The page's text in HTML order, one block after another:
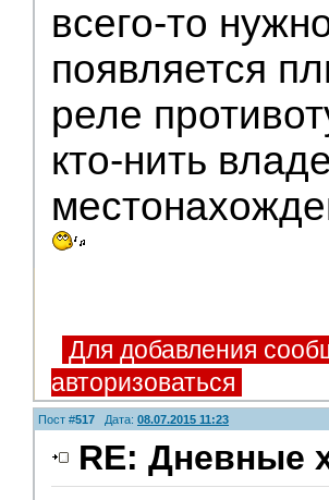
всего-то
появляется
реле
кто-нить
Для добавления
авторизоваться
Пост #517 Дата: 08.07.2015 11:23
RE: Дневные